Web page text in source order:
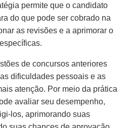
permite que o candidato
do que pode ser cobrado na
as revisões e a aprimorar o
de concursos anteriores
dificuldades pessoais e as
atenção. Por meio da prática
avaliar seu desempenho,
los, aprimorando suas